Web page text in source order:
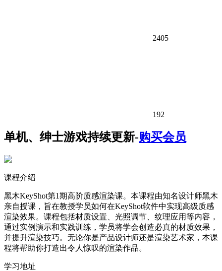
2405
192
单机、绅士游戏持续更新-购买会员
课程介绍
黑木KeyShot第1期高阶质感渲染课。本课程由知名设计师黑木
亲自授课，旨在教授学员如何在KeyShot软件中实现高级质感
渲染效果。课程包括材质设置、光照调节、纹理应用等内容，
通过实例演示和实践训练，学员将学会创造必真的材质效果，
并提升渲染技巧。无论你是产品设计师还是渲染艺术家，本课
程将帮助你打造出令人惊叹的渲染作品。
学习地址